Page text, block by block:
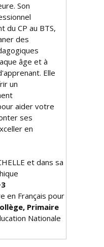
Son
du CP au BTS,
des
âge et à
Elle
un
aider votre
ses
en
et dans sa
en Français pour
Primaire
Nationale